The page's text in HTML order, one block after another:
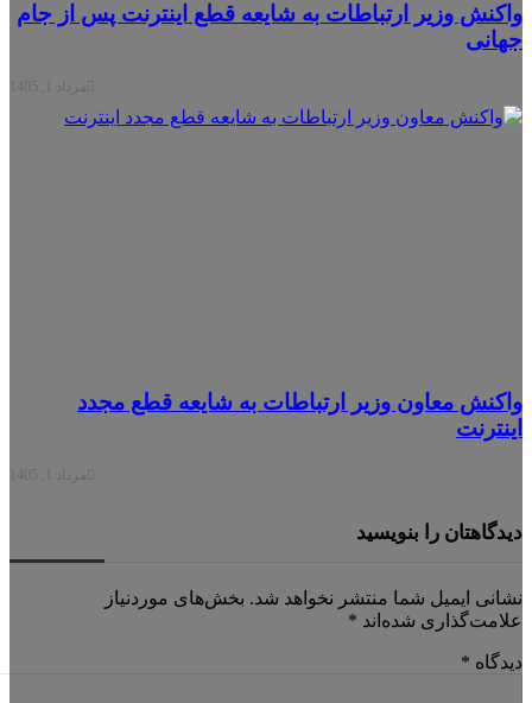
وزیر ارتباطات به شایعه قطع اینترنت پس از جام
مرداد 1, 1405
معاون وزیر ارتباطات به شایعه قطع مجدد
مرداد 1, 1405
را بنویسید
ایمیل شما منتشر نخواهد شد. بخش‌های موردنیاز
شده‌اند *
*